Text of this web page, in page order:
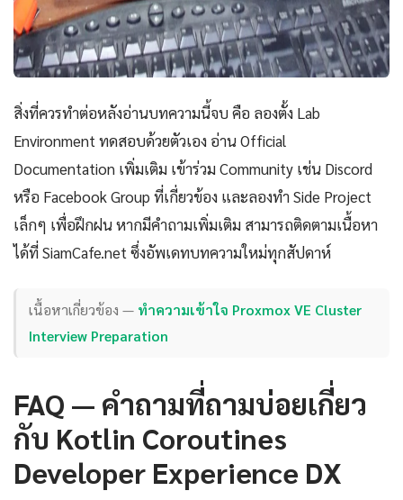
สิ่งที่ควรทำต่อหลังอ่านบทความนี้จบ คือ ลองตั้ง Lab
Environment ทดสอบด้วยตัวเอง อ่าน Official
Documentation เพิ่มเติม เข้าร่วม Community เช่น Discord
หรือ Facebook Group ที่เกี่ยวข้อง และลองทำ Side Project
เล็กๆ เพื่อฝึกฝน หากมีคำถามเพิ่มเติม สามารถติดตามเนื้อหา
ได้ที่ SiamCafe.net ซึ่งอัพเดทบทความใหม่ทุกสัปดาห์
เนื้อหาเกี่ยวข้อง — ทำความเข้าใจ Proxmox VE Cluster
Interview Preparation
FAQ — คำถามที่ถามบ่อยเกี่ยว
กับ Kotlin Coroutines
Developer Experience DX